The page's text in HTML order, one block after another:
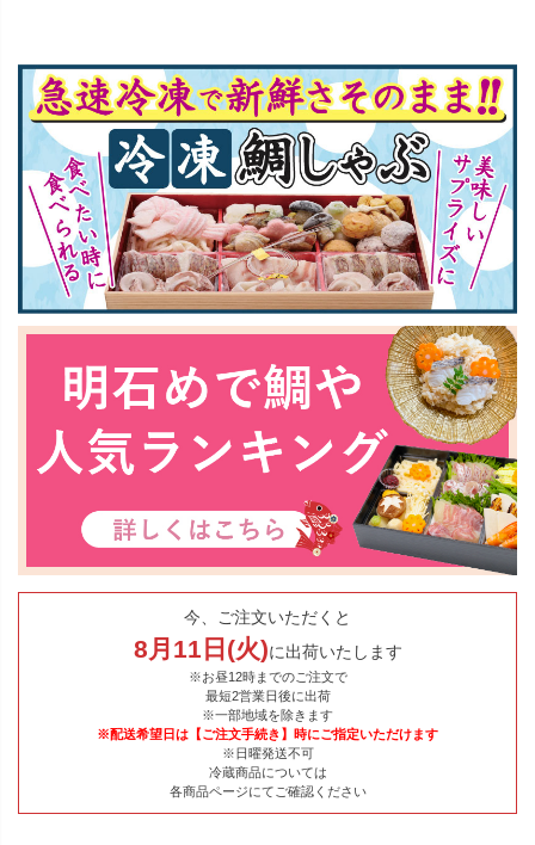
今、ご注文いただくと
8 月 11 日(火)に出荷いたします
※お昼12時までのご注文で
最短2営業日後に出荷
※一部地域を除きます
※配送希望日は【ご注文手続き】時にご指定いただけます
※日曜発送不可
冷蔵商品については
各商品ページにてご確認ください